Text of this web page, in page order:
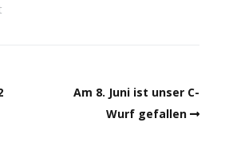
Am 8. Juni ist unser C-
Wurf gefallen